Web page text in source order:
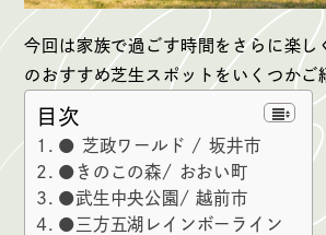
今回は家族で過ごす時間をさらに楽し
のおすすめ芝生スポットをいくつかご
目次
● 芝政ワールド / 坂井市
●きのこの森/ おおい町
●武生中央公園/ 越前市
●三方五湖レインボーライン